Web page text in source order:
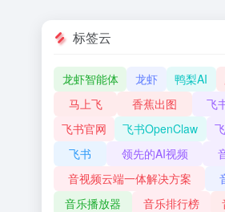
标签云
龙虾智能体 龙虾 鸭梨AI
马上飞
香蕉出图
飞
飞书官网
飞书OpenClaw
飞书
领先的AI视频
音视频云端一体解决方案
音乐播放器
音乐排行榜